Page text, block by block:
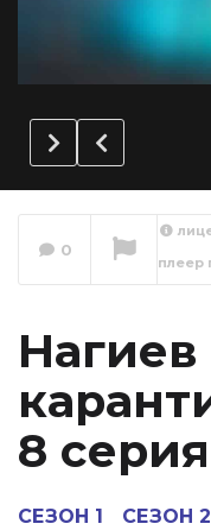
0
плеер
Нагиев
8 серия
СЕЗОН 1 СЕЗОН 2